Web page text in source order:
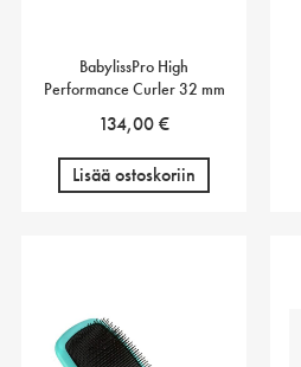
BabylissPro High
Performance Curler 32 mm
134,00€
Lisää ostoskoriin